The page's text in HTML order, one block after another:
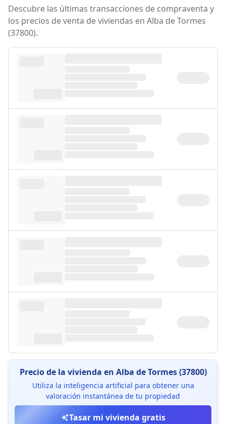
Descubre las últimas transacciones de compraventa y
los precios de venta de viviendas en Alba de Tormes
(37800).
Precio de la vivienda en Alba de Tormes (37800)
Utiliza la inteligencia artificial para obtener una
valoración instantánea de tu propiedad
Tasar mi vivienda gratis